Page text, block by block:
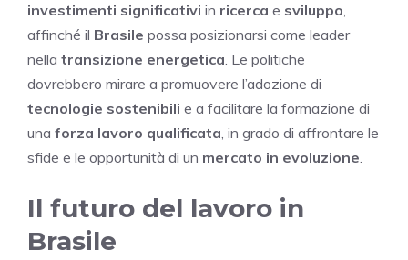
investimenti significativi in ricerca e sviluppo,
affinché il Brasile possa posizionarsi come leader
nella transizione energetica. Le politiche
dovrebbero mirare a promuovere l’adozione di
tecnologie sostenibili e a facilitare la formazione di
una forza lavoro qualificata, in grado di affrontare le
sfide e le opportunità di un mercato in evoluzione.
Il futuro del lavoro in
Brasile